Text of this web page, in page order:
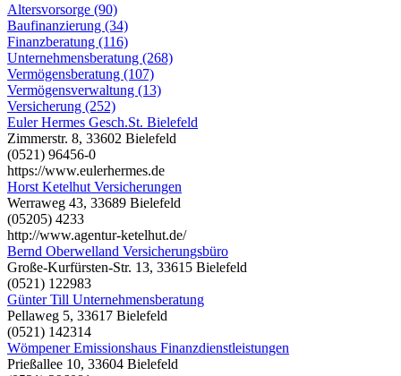
Altersvorsorge (90)
Baufinanzierung (34)
Finanzberatung (116)
Unternehmensberatung (268)
Vermögensberatung (107)
Vermögensverwaltung (13)
Versicherung (252)
Euler Hermes Gesch.St. Bielefeld
Zimmerstr. 8, 33602 Bielefeld
(0521) 96456-0
https://www.eulerhermes.de
Horst Ketelhut Versicherungen
Werraweg 43, 33689 Bielefeld
(05205) 4233
http://www.agentur-ketelhut.de/
Bernd Oberwelland Versicherungsbüro
Große-Kurfürsten-Str. 13, 33615 Bielefeld
(0521) 122983
Günter Till Unternehmensberatung
Pellaweg 5, 33617 Bielefeld
(0521) 142314
Wömpener Emissionshaus Finanzdienstleistungen
Prießallee 10, 33604 Bielefeld